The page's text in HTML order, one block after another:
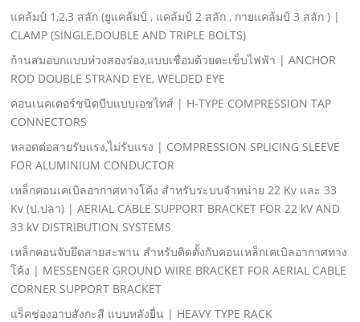
แคล้มป์ 1,2,3 สลัก (ยูแคล้มป์ , แคล้มป์ 2 สลัก , กายแคล้มป์ 3 สลัก ) |
CLAMP (SINGLE,DOUBLE AND TRIPLE BOLTS)
ก้านสมอบกแบบห่วงสองร่อง,แบบเชื่อมด้วยตะเข็บไฟฟ้า | ANCHOR
ROD DOUBLE STRAND EYE, WELDED EYE
คอนเนคเตอร์ชนิดบีบแบบเอชไทส์ | H-TYPE COMPRESSION TAP
CONNECTORS
หลอดต่อสายรับแรง,ไม่รับแรง | COMPRESSION SPLICING SLEEVE
FOR ALUMINIUM CONDUCTOR
เหล็กคอนเคเบิลอากาศทางโค้ง สําหรับระบบจําหน่าย 22 Kv และ 33
Kv (ป.ปลา) | AERIAL CABLE SUPPORT BRACKET FOR 22 kV AND
33 kV DISTRIBUTION SYSTEMS
เหล็กคอนจับยึดสายสะพาน สําหรับติดตั้งกับคอนเหล็กเคเบิลอากาศทาง
โค้ง | MESSENGER GROUND WIRE BRACKET FOR AERIAL CABLE
CORNER SUPPORT BRACKET
แร็คช่องอาบสังกะสี แบบหลังยื่น | HEAVY TYPE RACK